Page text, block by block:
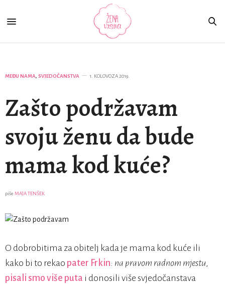
MEĐU NAMA, SVJEDOČANSTVA 1. KOLOVOZA 2019.
Zašto podržavam
svoju ženu da bude
mama kod kuće?
piše MAJA TENŠEK
O dobrobitima za obitelj kada je mama kod kuće ili
kako bi to rekao pater Frkin: na pravom radnom mjestu,
pisali smo više puta i donosili više svjedočanstava